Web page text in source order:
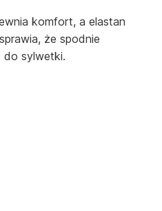
komfort, a elastan
że spodnie
do sylwetki.